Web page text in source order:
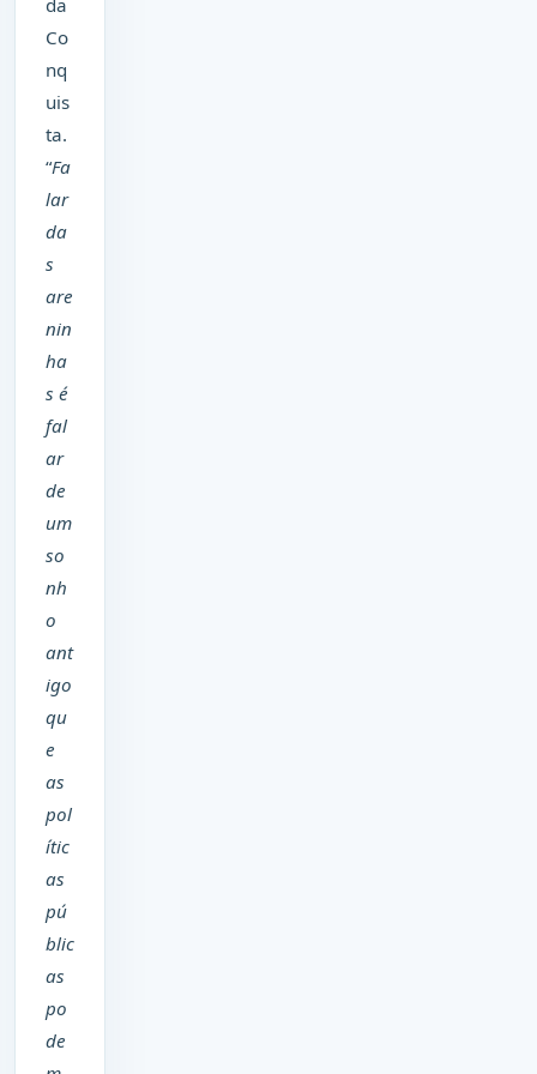
da
Co
nq
uis
ta.
“Fa
lar
da
s
are
nin
ha
s é
fal
ar
de
um
so
nh
o
ant
igo
qu
e
as
pol
ític
as
pú
blic
as
po
de